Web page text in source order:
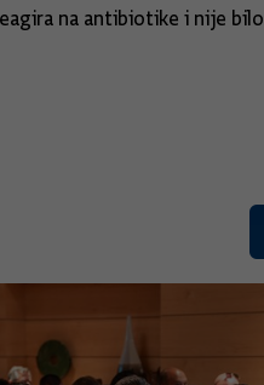
na antibiotike i nije bilo